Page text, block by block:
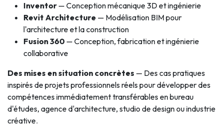
Inventor — Conception mécanique 3D et ingénierie
Revit Architecture — Modélisation BIM pour
l'architecture et la construction
Fusion 360 — Conception, fabrication et ingénierie
collaborative
Des mises en situation concrètes — Des cas pratiques
inspirés de projets professionnels réels pour développer des
compétences immédiatement transférables en bureau
d'études, agence d'architecture, studio de design ou industrie
créative.